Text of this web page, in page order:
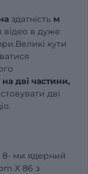
здатність м
відео в дуже
кути
дві частини,
дві
8- ми ядерний
X 86 з